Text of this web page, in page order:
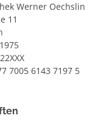
Werner Oechslin
11
7005 6143 7197 5